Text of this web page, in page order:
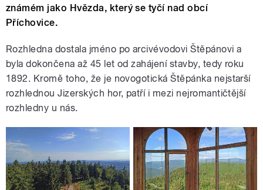
známém jako Hvězda, který se tyčí nad obcí
Příchovice.
Rozhledna dostala jméno po arcivévodovi Štěpánovi a
byla dokončena až 45 let od zahájení stavby, tedy roku
1892. Kromě toho, že je novogotická Štěpánka nejstarší
rozhlednou Jizerských hor, patří i mezi nejromantičtější
rozhledny u nás.